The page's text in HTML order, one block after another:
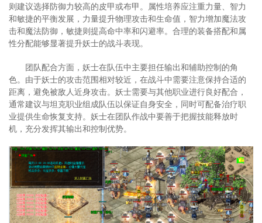
则建议选择防御力较高的皮甲或布甲。属性培养应注重力量、智力
和敏捷的平衡发展，力量提升物理攻击和生命值，智力增加魔法攻
击和魔法防御，敏捷则提高命中率和闪避率。合理的装备搭配和属
性分配能够显著提升妖士的战斗表现。
团队配合方面，妖士在队伍中主要担任输出和辅助控制的角
色。由于妖士的攻击范围相对较近，在战斗中需要注意保持合适的
距离，避免被敌人近身攻击。妖士需要与其他职业进行良好配合，
通常建议与坦克职业组成队伍以保证自身安全，同时可配备治疗职
业提供生命恢复支持。妖士在团队作战中要善于把握技能释放时
机，充分发挥其输出和控制优势。